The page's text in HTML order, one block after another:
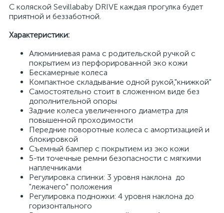
С коляской Sevillababy DRIVE каждая прогулка будет
приятной и беззаботной.
Характеристики:
Алюминиевая рама с родительской ручкой с
покрытием из перфорированной эко кожи
Бескамерные колеса
Компактное складывание одной рукой,"книжкой"
Самостоятельно стоит в сложенном виде без
дополнительной опоры
Задние колеса увеличенного диаметра для
повышенной проходимости
Передние поворотные колеса с амортизацией и
блокировкой
Съемный бампер с покрытием из эко кожи
5-ти точечные ремни безопасности с мягкими
наплечниками
Регулировка спинки: 3 уровня наклона до
"лежачего" положения
Регулировка подножки: 4 уровня наклона до
горизонтального